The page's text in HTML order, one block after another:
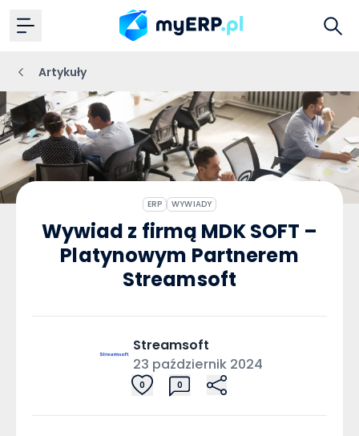
Artykuły
ERP WYWIADY
Wywiad z firmą MDK SOFT –
Platynowym Partnerem
Streamsoft
Streamsoft
23 październik 2024
0 0